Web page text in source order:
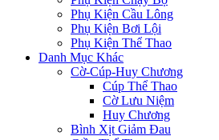
Phụ Kiện Cầu Lông
Phụ Kiện Bơi Lội
Phụ Kiện Thể Thao
Danh Mục Khác
Cờ-Cúp-Huy Chương
Cúp Thể Thao
Cờ Lưu Niệm
Huy Chương
Bình Xịt Giảm Đau